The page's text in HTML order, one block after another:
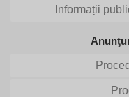
Informații